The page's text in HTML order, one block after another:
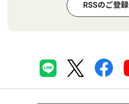
RSSのご登録